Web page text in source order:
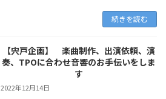
続きを読む
【宍戸企画】 楽曲制作、出演依頼、演
奏、TPOに合わせ音響のお手伝いをしま
す
2022年12月14日